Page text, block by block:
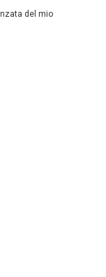
del mio